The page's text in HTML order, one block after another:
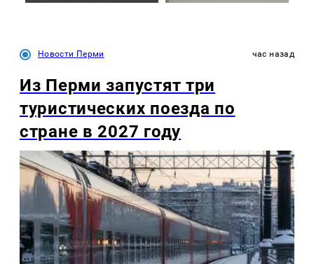
Новости Перми час назад
Из Перми запустят три
туристических поезда по
стране в 2027 году